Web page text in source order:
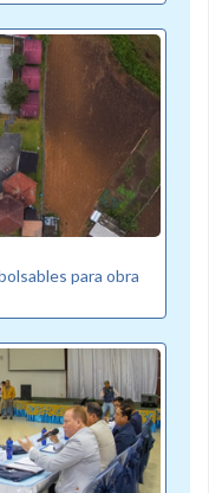
para obra